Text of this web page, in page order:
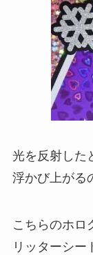
光を反射した
浮かび上がる
こちらのホロ
リッターシー